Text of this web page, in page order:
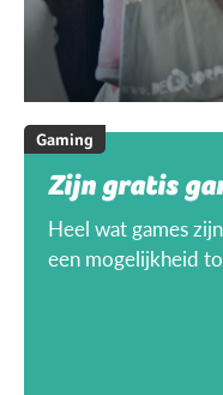
Gaming
Zijn gratis
Heel wat games
een mogelijkheid